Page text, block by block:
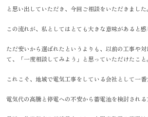
と思い出していただき、今回ご相談をいただきました。
この流れが、私としてはとても大きな意味があると感
ただ安いから選ばれたというよりも、以前の工事や
て、「一度相談してみよう」と思っていただけたこと。
これこそ、地域で電気工事をしている会社として一番
電気代の高騰と停電への不安から蓄電池を検討され